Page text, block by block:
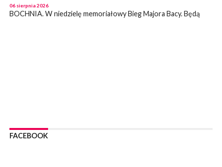
06 sierpnia 2026
BOCHNIA. W niedzielę memoriałowy Bieg Majora Bacy. Będą
06 sierpnia 2026
POWIAT BRZESKI. W Wytrzyszczce karetka zderzyła się z
FACEBOOK